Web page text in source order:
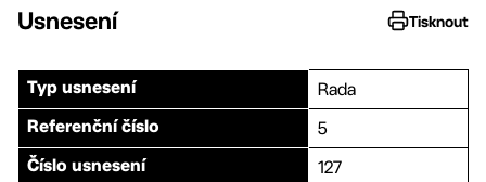
Usnesení Tisknout
Typ usnesení Rada
Referenční číslo 5
Číslo usnesení 127